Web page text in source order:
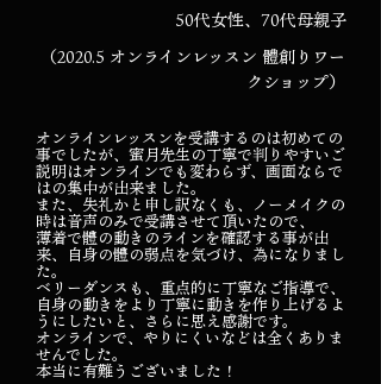
50代女性、70代母親子
（2020.5 オンラインレッスン 體創りワー
クショップ）
オンラインレッスンを受講するのは初めての
事でしたが、蜜月先生の丁寧で判りやすいご
説明はオンラインでも変わらず、画面ならで
はの集中が出来ました。
また、失礼かと申し訳なくも、ノーメイクの
時は音声のみで受講させて頂いたので、
薄着で體の動きのラインを確認する事が出
来、自身の體の弱点を気づけ、為になりまし
た。
ベリーダンスも、重点的に丁寧なご指導で、
自身の動きをより丁寧に動きを作り上げるよ
うにしたいと、さらに思え感謝です。
オンラインで、やりにくいなどは全くありま
せんでした。
本当に有難うございました！